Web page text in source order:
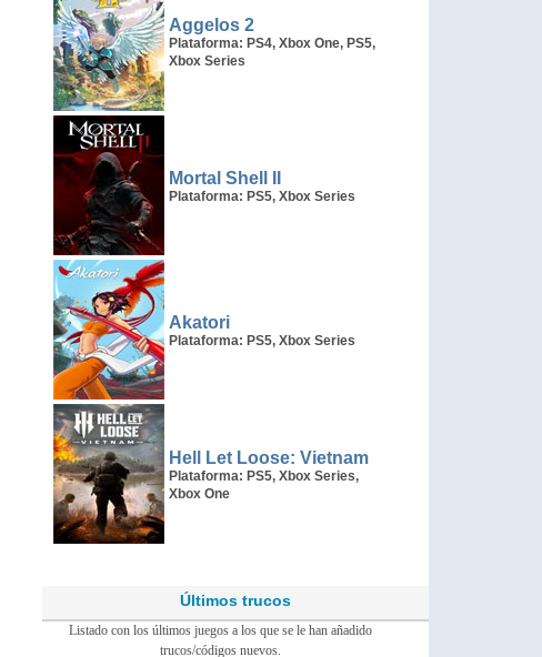
Aggelos 2
Plataforma: PS4, Xbox One, PS5,
Xbox Series
Mortal Shell II
Plataforma: PS5, Xbox Series
Akatori
Plataforma: PS5, Xbox Series
Hell Let Loose: Vietnam
Plataforma: PS5, Xbox Series,
Xbox One
Últimos trucos
Listado con los últimos juegos a los que se le han añadido
trucos/códigos nuevos.